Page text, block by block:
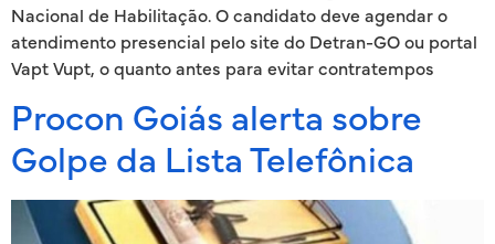
Nacional de Habilitação. O candidato deve agendar o
atendimento presencial pelo site do Detran-GO ou portal
Vapt Vupt, o quanto antes para evitar contratempos
Procon Goiás alerta sobre
Golpe da Lista Telefônica